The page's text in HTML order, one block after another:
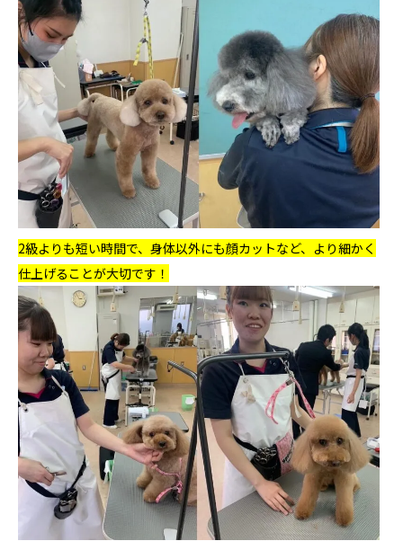
2級よりも短い時間で、身体以外にも顔カットなど、より細かく
仕上げることが大切です！